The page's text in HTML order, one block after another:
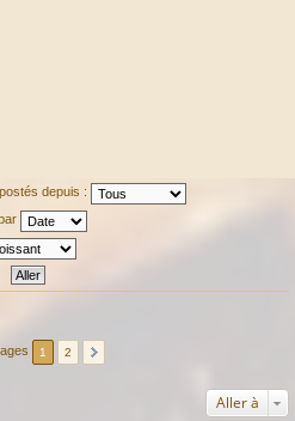
depuis :
1 2
Aller à